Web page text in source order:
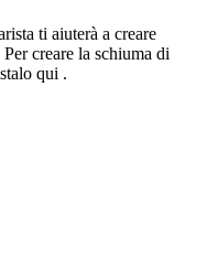
ti aiuterà a creare
creare la schiuma di
qui .